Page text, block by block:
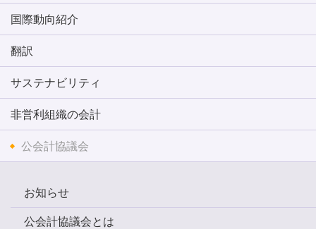
国際動向紹介
翻訳
サステナビリティ
非営利組織の会計
公会計協議会
お知らせ
公会計協議会とは